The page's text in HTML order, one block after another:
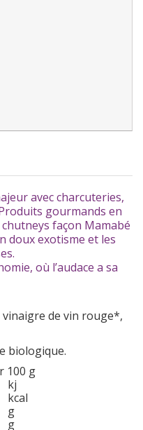
avec charcuteries,
gourmands en
façon Mamabé
doux exotisme et les
où l’audace a sa
vinaigre de vin rouge*,
biologique.
100 g
kj
kcal
g
g